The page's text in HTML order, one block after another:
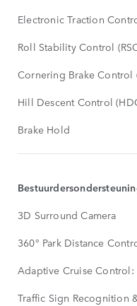
Electronic Traction
Roll Stability Control
Cornering Brake
Hill Descent Control
Brake Hold
3D Surround Camera
360° Park Distance
Adaptive Cruise Control:
Traffic Sign Recognition